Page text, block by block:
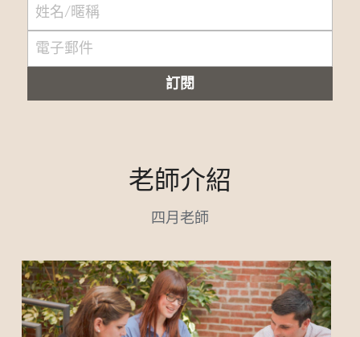
姓名/暱稱
電子郵件
訂閱
老師介紹
四月老師